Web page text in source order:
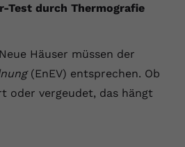
Test durch Thermografie
Häuser müssen der
(EnEV) entsprechen. Ob
oder vergeudet, das hängt